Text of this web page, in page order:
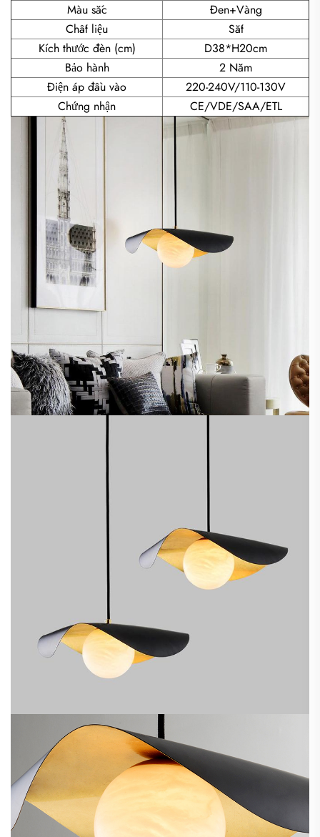
Màu sắc
Đen+Vàng
Chất liệu
Sắt
Kích thước đèn (cm)
D38*H20cm
Bảo hành
2 Năm
Điện áp đầu vào
220-240V/110-130V
Chứng nhận
CE/VDE/SAA/ETL